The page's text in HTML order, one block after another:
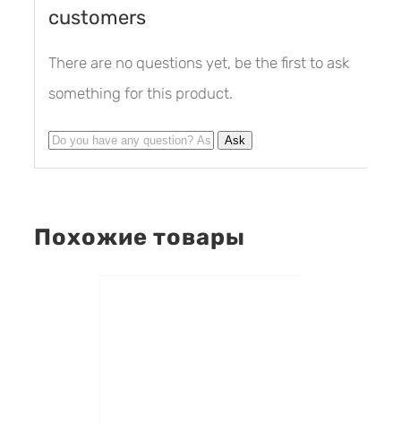
customers
There are no questions yet, be the first to ask
something for this product.
Похожие товары